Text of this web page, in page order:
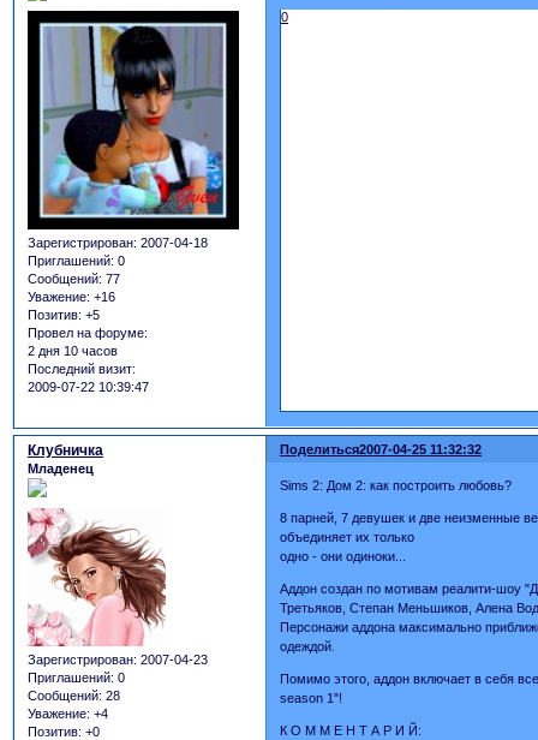
Зарегистрирован: 2007-04-18
Приглашений: 0
Сообщений: 77
Уважение: +16
Позитив: +5
Провел на форуме:
2 дня 10 часов
Последний визит:
2009-07-22 10:39:47
0
Поделиться2007-04-25 11:32:32
Клубничка
Младенец
Зарегистрирован: 2007-04-23
Приглашений: 0
Сообщений: 28
Уважение: +4
Позитив: +0
Sims 2: Дом 2: как построить любовь?
8 парней, 7 девушек и две неизменные
объединяет их только
одно - они одиноки...
Аддон создан по мотивам реалити-шоу
Третьяков, Степан Меньшиков, Алена
Персонажи аддона максимально
одеждой.
Помимо этого, аддон включает в себя
season 1"!
К О М М Е Н Т А Р И Й: